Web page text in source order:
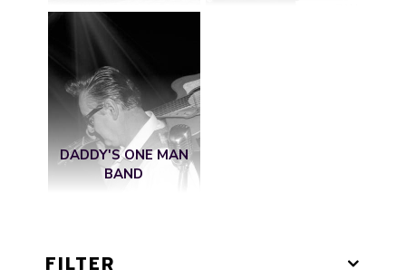
DADDY'S ONE MAN
BAND
FILTER